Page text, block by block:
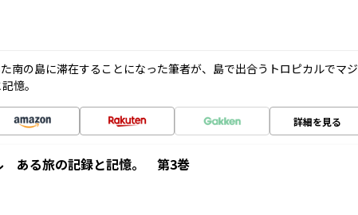
南の島に滞在することになった筆者が、島で出合うトロピカルでマジ
憶。
詳細を見る
ある旅の記録と記憶。 第3巻